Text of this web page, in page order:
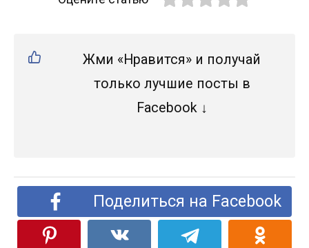
Жми «Нравится» и получай
только лучшие посты в
Facebook ↓
Поделиться на Facebook